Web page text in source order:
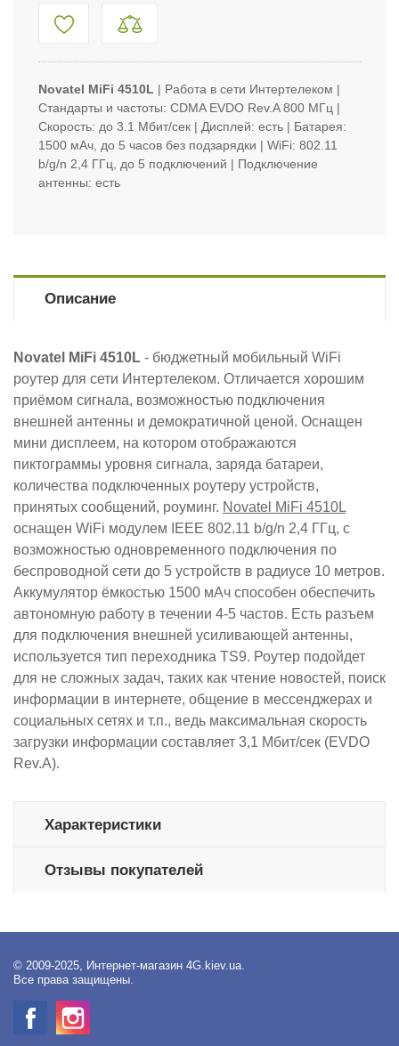
Novatel MiFi 4510L | Работа в сети Интертелеком |
Стандарты и частоты: CDMA EVDO Rev.A 800 МГц |
Скорость: до 3.1 Мбит/сек | Дисплей: есть | Батарея:
1500 мАч, до 5 часов без подзарядки | WiFi: 802.11
b/g/n 2,4 ГГц, до 5 подключений | Подключение
антенны: есть
Описание
Novatel MiFi 4510L - бюджетный мобильный WiFi
роутер для сети Интертелеком. Отличается хорошим
приёмом сигнала, возможностью подключения
внешней антенны и демократичной ценой. Оснащен
мини дисплеем, на котором отображаются
пиктограммы уровня сигнала, заряда батареи,
количества подключенных роутеру устройств,
принятых сообщений, роуминг. Novatel MiFi 4510L
оснащен WiFi модулем IEEE 802.11 b/g/n 2,4 ГГц, с
возможностью одновременного подключения по
беспроводной сети до 5 устройств в радиусе 10 метров.
Аккумулятор ёмкостью 1500 мАч способен обеспечить
автономную работу в течении 4-5 частов. Есть разъем
для подключения внешней усиливающей антенны,
используется тип переходника TS9. Роутер подойдет
для не сложных задач, таких как чтение новостей, поиск
информации в интернете, общение в мессенджерах и
социальных сетях и т.п., ведь максимальная скорость
загрузки информации составляет 3,1 Мбит/сек (EVDO
Rev.A).
Характеристики
Отзывы покупателей
© 2009-2025, Интернет-магазин 4G.kiev.ua.
Все права защищены.